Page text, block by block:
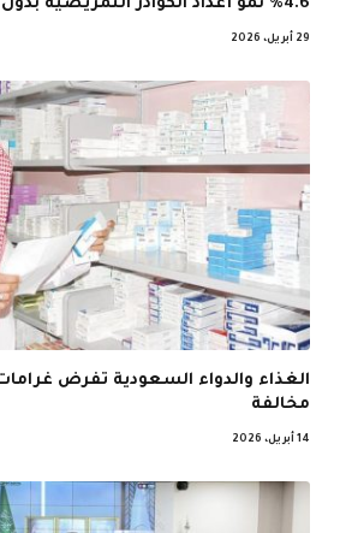
%4.6 نمو أعداد الكوادر التمريضية بدول الخليج خلال عقد
29 أبريل، 2026
مخالفة
14 أبريل، 2026